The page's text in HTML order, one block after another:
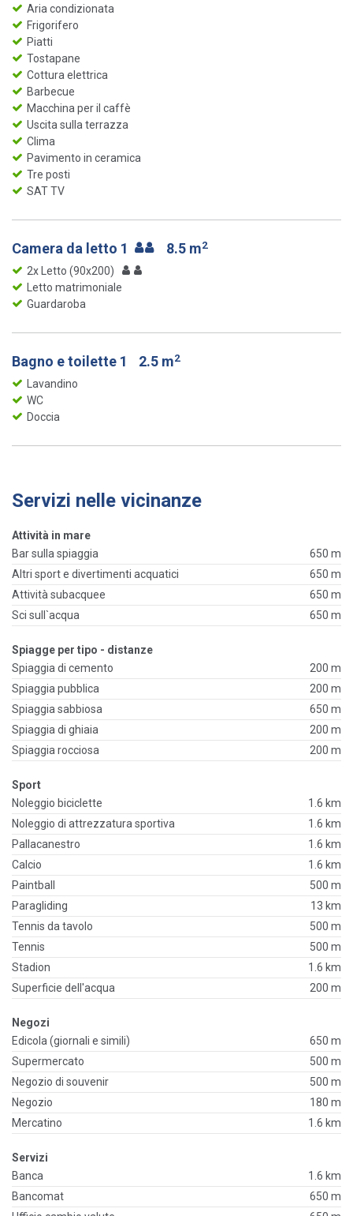
Aria condizionata
Frigorifero
Piatti
Tostapane
Cottura elettrica
Barbecue
Macchina per il caffè
Uscita sulla terrazza
Clima
Pavimento in ceramica
Tre posti
SAT TV
Camera da letto 1 8.5 m2
2x Letto (90x200)
Letto matrimoniale
Guardaroba
Bagno e toilette 1 2.5 m2
Lavandino
WC
Doccia
Servizi nelle vicinanze
Attività in mare
Bar sulla spiaggia
650 m
Altri sport e divertimenti acquatici
650 m
Attività subacquee
650 m
Sci sull`acqua
650 m
Spiagge per tipo - distanze
Spiaggia di cemento
200 m
Spiaggia pubblica
200 m
Spiaggia sabbiosa
650 m
Spiaggia di ghiaia
200 m
Spiaggia rocciosa
200 m
Sport
Noleggio biciclette
1.6 km
Noleggio di attrezzatura sportiva
1.6 km
Pallacanestro
1.6 km
Calcio
1.6 km
Paintball
500 m
Paragliding
13 km
Tennis da tavolo
500 m
Tennis
500 m
Stadion
1.6 km
Superficie dell'acqua
200 m
Negozi
Edicola (giornali e simili)
650 m
Supermercato
500 m
Negozio di souvenir
500 m
Negozio
180 m
Mercatino
1.6 km
Servizi
Banca
1.6 km
Bancomat
650 m